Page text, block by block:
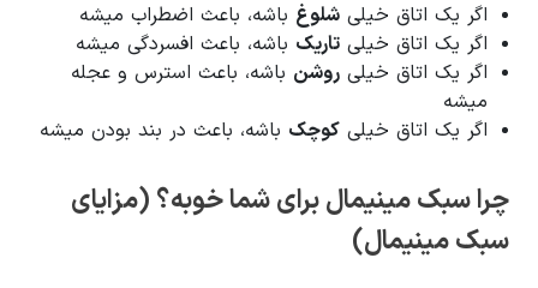
اگر یک اتاق خیلی شلوغ باشه، باعث اضطراب میشه
اگر یک اتاق خیلی تاریک باشه، باعث افسردگی میشه
اگر یک اتاق خیلی روشن باشه، باعث استرس و عجله
میشه
اگر یک اتاق خیلی کوچک باشه، باعث در بند بودن میشه
چرا سبک مینیمال برای شما خوبه؟ (مزایای
سبک مینیمال)